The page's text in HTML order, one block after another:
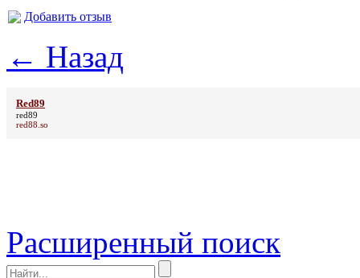
Добавить отзыв
← Назад
Red89
red89
red88.so
Расширенный поиск